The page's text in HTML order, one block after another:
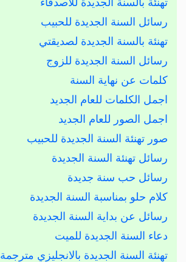
رسائل السنة الجديدة للحبيب
تهنئة بالسنة الجديدة لصديقتي
رسائل السنة الجديدة للزوج
كلمات عن نهاية السنة
اجمل الكلمات للعام الجديد
اجمل الصور للعام الجديد
صور تهنئة السنة الجديدة للحبيب
رسائل تهنئة السنة الجديدة
رسائل حب سنة جديدة
كلام حلو بمناسبة السنة الجديدة
رسائل عن بداية السنة الجديدة
دعاء السنة الجديدة للميت
تهنئة السنة الجديدة بالانجليزي مترجمة